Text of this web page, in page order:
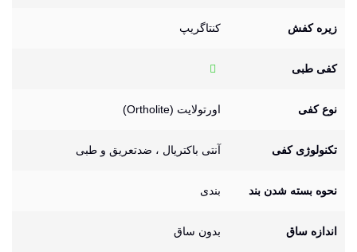
زیره کفش کنتاگریپ
کفی طبی
نوع کفی اورتولایت (Ortholite)
تکنولوژی کفی آنتی باکتریال ، ضدتعریق و طبی
نحوه بسته شدن بند بندی
اندازه ساق بدون ساق